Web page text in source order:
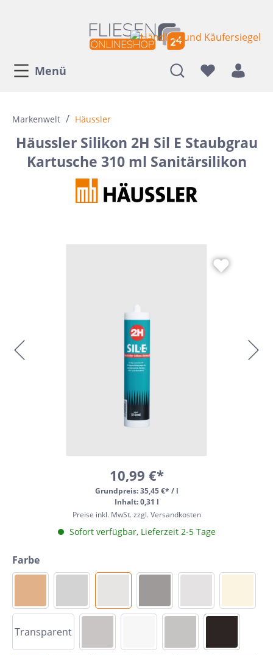
Menü
Markenwelt / Häussler
Häussler Silikon 2H Sil E Staubgrau
Kartusche 310 ml Sanitärsilikon
10,99 €*
Grundpreis:35,45 €* / l
Inhalt: 0,31 l
Preise inkl. MwSt. zzgl. Versandkosten
Sofort verfügbar, Lieferzeit 2-5 Tage
Farbe
Transparent